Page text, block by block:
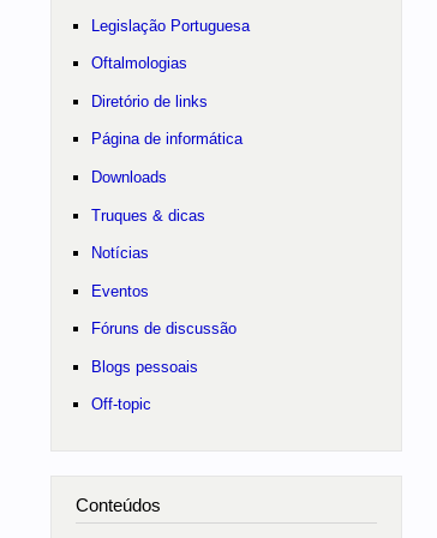
Legislação Portuguesa
Oftalmologias
Diretório de links
Página de informática
Downloads
Truques & dicas
Notícias
Eventos
Fóruns de discussão
Blogs pessoais
Off-topic
Conteúdos